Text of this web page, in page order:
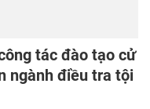
tác đào tạo cử
ngành điều tra tội